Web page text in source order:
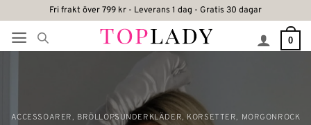
content
Fri frakt över 799 kr - Leverans 1 dag - Gratis 30 dagar
0
ACCESSOARER, BRÖLLOPSUNDERKLÄDER, KORSETTER, MORGONROCK